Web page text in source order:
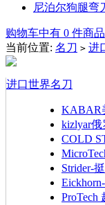
尼泊尔狗腿弯
购物车中有 0 件商品
当前位置: 名刀 > 进
进口世界名刀
KABAR
kizlyar
COLD
Strider-
ProTech